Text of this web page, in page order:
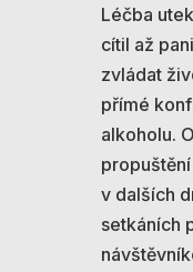
Léčba
cítil až
zvládat
přímé
alkoholu.
v dalších
setkáních